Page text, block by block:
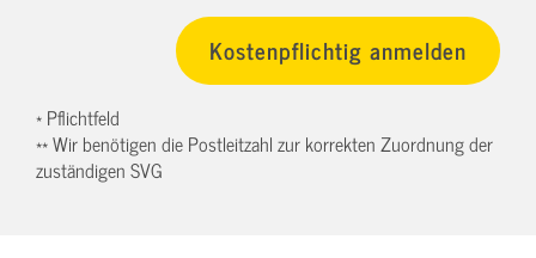
* Pflichtfeld
** Wir benötigen die Postleitzahl zur korrekten Zuordnung der
zuständigen SVG